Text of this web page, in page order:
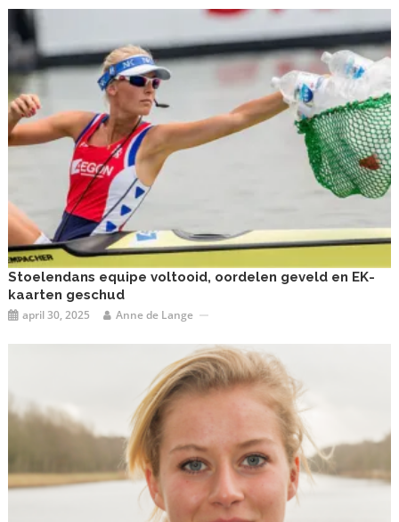
Stoelendans equipe voltooid, oordelen geveld en EK-
kaarten geschud
april 30, 2025 Anne de Lange